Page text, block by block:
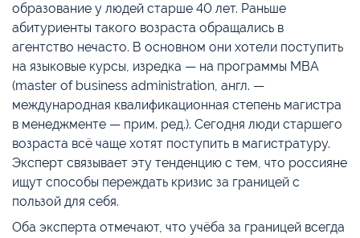
образование у людей старше 40 лет. Раньше
абитуриенты такого возраста обращались в
агентство нечасто. В основном они хотели поступить
на языковые курсы, изредка — на программы MBA
(master of business administration, англ. —
международная квалификационная степень магистра
в менеджменте — прим. ред.). Сегодня люди старшего
возраста всё чаще хотят поступить в магистратуру.
Эксперт связывает эту тенденцию с тем, что россияне
ищут способы переждать кризис за границей с
пользой для себя.
Оба эксперта отмечают, что учёба за границей всегда